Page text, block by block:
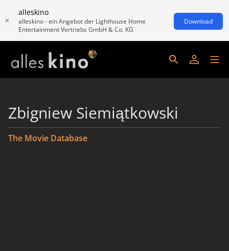
alleskino
alleskino - ein Angebot der Lighthouse Home
Entertainment Vertriebs GmbH & Co. KG
Download
Zbigniew Siemiątkowski
The Movie Database